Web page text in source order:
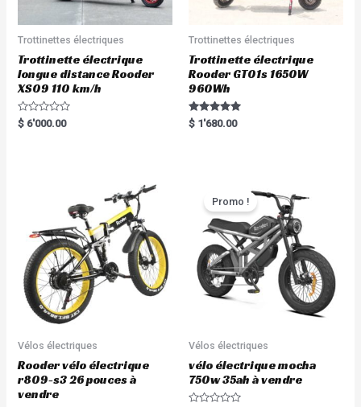
Trottinettes électriques
Trottinette électrique
longue distance Rooder
XS09 110 km/h
R
a
$ 6'000.00
Trottinettes électriques
Trottinette électrique
Rooder GT01s 1650W
960Wh
Rated
5.00
$ 1'680.00
Vélos électriques
Rooder vélo électrique
r809-s3 26 pouces à
vendre
Promo !
Vélos électriques
vélo électrique mocha
750w 35ah à vendre